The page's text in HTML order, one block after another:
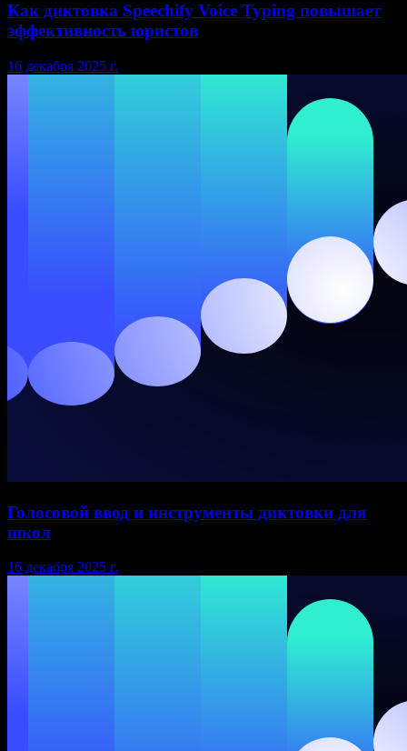
Как диктовка Speechify Voice Typing повышает
эффективность юристов
16 декабря 2025 г.
Голосовой ввод и инструменты диктовки для
школ
16 декабря 2025 г.